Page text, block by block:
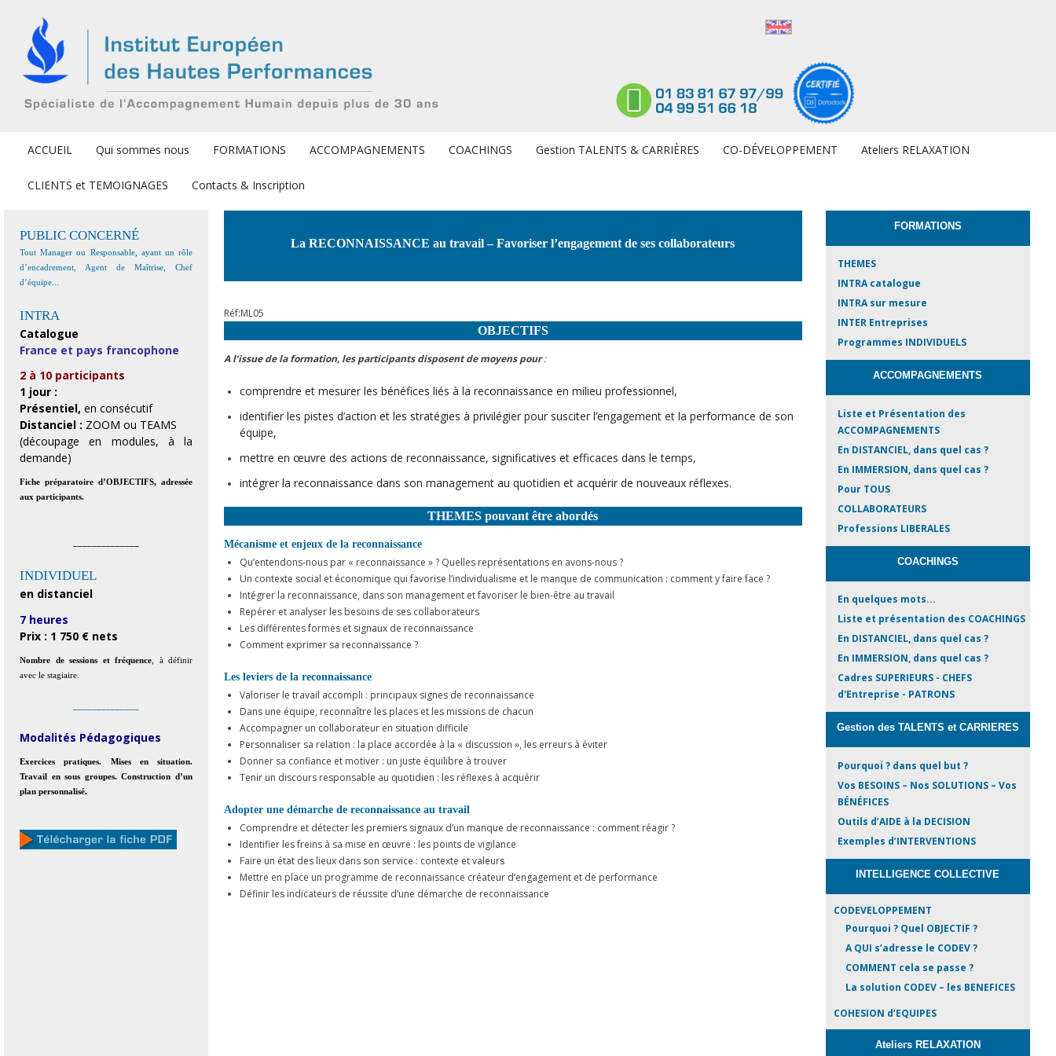
ACCUEIL Qui sommes nous FORMATIONS ACCOMPAGNEMENTS COACHINGS Gestion TALENTS & CARRIÈRES CO-DÉVELOPPEMENT Ateliers RELAXATION
CLIENTS et TEMOIGNAGES Contacts & Inscription
La RECONNAISSANCE au travail – Favoriser l’engagement de ses collaborateurs
PUBLIC CONCERNÉ
Tout Manager ou Responsable, ayant un rôle
d’encadrement, Agent de Maîtrise, Chef
d’équipe...
INTRA
Catalogue
France et pays francophone
2 à 10 participants
1 jour :
Présentiel, en consécutif
Distanciel : ZOOM ou TEAMS
(découpage en modules, à la
demande)
Fiche préparatoire d’OBJECTIFS, adressée
aux participants.
INDIVIDUEL
en distanciel
7 heures
Prix : 1 750 € nets
Nombre de sessions et fréquence , à définir
avec le stagiaire.
Modalités Pédagogiques
Exercices pratiques. Mises en situation.
Travail en sous groupes. Construction d’un
plan personnalisé.
Réf:ML05
OBJECTIFS
A l’issue de la formation, les participants disposent de moyens pour:
comprendre et mesurer les bénéfices liés à la reconnaissance en milieu professionnel,
identifier les pistes d’action et les stratégies à privilégier pour susciter l’engagement et la performance de son
équipe,
mettre en œuvre des actions de reconnaissance, significatives et efficaces dans le temps,
intégrer la reconnaissance dans son management au quotidien et acquérir de nouveaux réflexes.
THEMES pouvant être abordés
Mécanisme et enjeux de la reconnaissance
Qu’entendons-nous par « reconnaissance » ? Quelles représentations en avons-nous ?
Un contexte social et économique qui favorise l’individualisme et le manque de communication : comment y faire face ?
Intégrer la reconnaissance, dans son management et favoriser le bien-être au travail
Repérer et analyser les besoins de ses collaborateurs
Les différentes formes et signaux de reconnaissance
Comment exprimer sa reconnaissance ?
Les leviers de la reconnaissance
Valoriser le travail accompli : principaux signes de reconnaissance
Dans une équipe, reconnaître les places et les missions de chacun
Accompagner un collaborateur en situation difficile
Personnaliser sa relation : la place accordée à la « discussion », les erreurs à éviter
Donner sa confiance et motiver : un juste équilibre à trouver
Tenir un discours responsable au quotidien : les réflexes à acquérir
Adopter une démarche de reconnaissance au travail
Comprendre et détecter les premiers signaux d’un manque de reconnaissance : comment réagir ?
Identifier les freins à sa mise en œuvre : les points de vigilance
Faire un état des lieux dans son service : contexte et valeurs
Mettre en place un programme de reconnaissance créateur d’engagement et de performance
Définir les indicateurs de réussite d’une démarche de reconnaissance
FORMATIONS
THEMES
INTRA catalogue
INTRA sur mesure
INTER Entreprises
Programmes INDIVIDUELS
ACCOMPAGNEMENTS
Liste et Présentation des
ACCOMPAGNEMENTS
En DISTANCIEL, dans quel cas ?
En IMMERSION, dans quel cas ?
Pour TOUS
COLLABORATEURS
Professions LIBERALES
COACHINGS
En quelques mots...
Liste et présentation des COACHINGS
En DISTANCIEL, dans quel cas ?
En IMMERSION, dans quel cas ?
Cadres SUPERIEURS - CHEFS
d'Entreprise - PATRONS
Gestion des TALENTS et CARRIERES
Pourquoi ? dans quel but ?
Vos BESOINS – Nos SOLUTIONS – Vos
BÉNÉFICES
Outils d’AIDE à la DECISION
Exemples d’INTERVENTIONS
INTELLIGENCE COLLECTIVE
CODEVELOPPEMENT
Pourquoi ? Quel OBJECTIF ?
A QUI s’adresse le CODEV ?
COMMENT cela se passe ?
La solution CODEV – les BENEFICES
COHESION d’EQUIPES
Ateliers RELAXATION